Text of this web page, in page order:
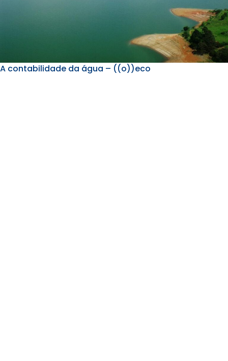
A contabilidade da água – ((o))eco